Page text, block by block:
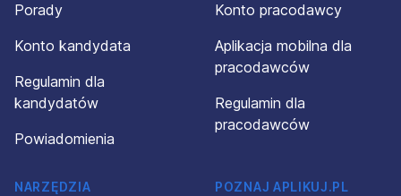
Porady
Konto kandydata
Regulamin dla
kandydatów
Powiadomienia
Konto pracodawcy
Aplikacja mobilna dla
pracodawców
Regulamin dla
pracodawców
NARZĘDZIA
POZNAJ APLIKUJ.PL